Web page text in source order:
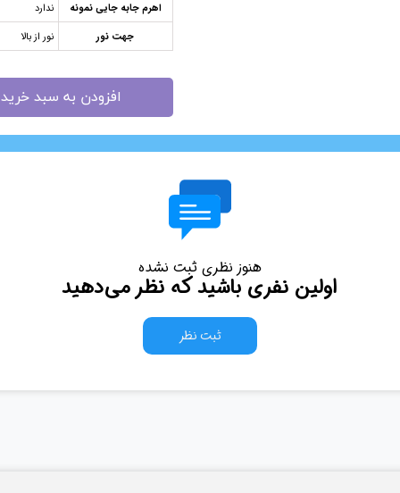
اهرم جابه جایی نمونه
ندارد
جهت نور
نور از بالا
افزودن به سبد خرید
هنوز نظری ثبت نشده
اولین نفری باشید که نظر می‌دهید
ثبت نظر